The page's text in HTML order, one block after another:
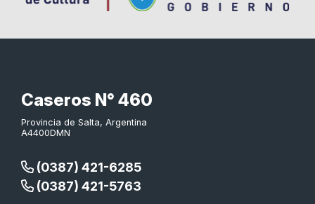
Caseros N° 460
Provincia de Salta, Argentina
A4400DMN
(0387) 421-6285
(0387) 421-5763